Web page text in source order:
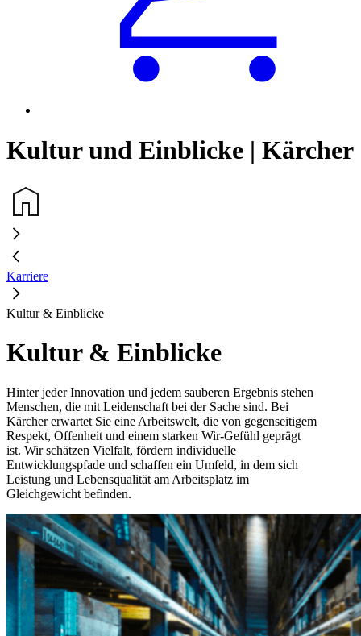
Kultur und Einblicke | Kärcher
Karriere
Kultur & Einblicke
Kultur & Einblicke
Hinter jeder Innovation und jedem sauberen Ergebnis stehen
Menschen, die mit Leidenschaft bei der Sache sind. Bei
Kärcher erwartet Sie eine Arbeitswelt, die von gegenseitigem
Respekt, Offenheit und einem starken Wir-Gefühl geprägt
ist. Wir schätzen Vielfalt, fördern individuelle
Entwicklungspfade und schaffen ein Umfeld, in dem sich
Leistung und Lebensqualität am Arbeitsplatz im
Gleichgewicht befinden.